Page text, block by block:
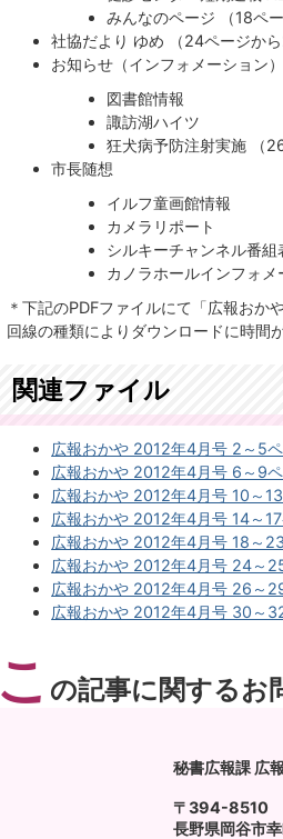
みんなのページ （18ペ
社協だより ゆめ （24ページから
お知らせ（インフォメーション）
図書館情報
諏訪湖ハイツ
狂犬病予防注射実施 （
市長随想
イルフ童画館情報
カメラリポート
シルキーチャンネル番組
カノラホールインフォ
＊下記のPDFファイルにて「広報おか
回線の種類によりダウンロードに時間
関連ファイル
広報おかや 2012年4月号 2～5
広報おかや 2012年4月号 6～9
広報おかや 2012年4月号 10～
広報おかや 2012年4月号 14～
広報おかや 2012年4月号 18～
広報おかや 2012年4月号 24～
広報おかや 2012年4月号 26～
広報おかや 2012年4月号 30～
こ の記事に関するお
秘書広報課 広
〒394-8510
長野県岡谷市